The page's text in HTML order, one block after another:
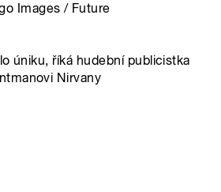
Images / Future
úniku, říká hudební publicistka
Nirvany